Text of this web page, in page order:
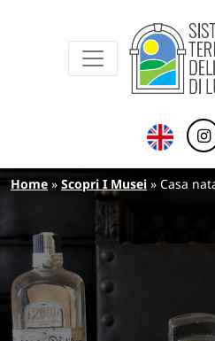
Sistema Museale
Briciole di pane
Home Scopri I Musei Casa